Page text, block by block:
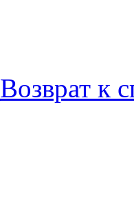
Возврат к